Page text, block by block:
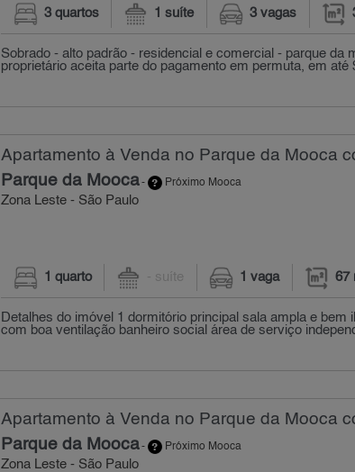
3 quartos 1 suíte 3 vagas
Sobrado - alto padrão - residencial e comercial - parque da
proprietário aceita parte do pagamento em permuta, em até
Apartamento à Venda no Parque da Mooca
Parque da Mooca- Próximo Mooca
Zona Leste - São Paulo
1 quarto - suíte 1 vaga 67
Detalhes do imóvel 1 dormitório principal sala ampla e bem
com boa ventilação banheiro social área de serviço
Apartamento à Venda no Parque da Mooca
Parque da Mooca- Próximo Mooca
Zona Leste - São Paulo